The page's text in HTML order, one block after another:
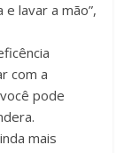
e lavar a mão”,
com a
pode
mais